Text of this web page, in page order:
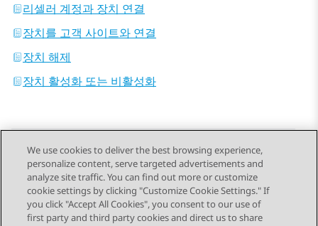
리셀러 계정과 장치 연결
장치를 고객 사이트와 연결
장치 해제
장치 활성화 또는 비활성화
Send Feedback
We use cookies to deliver the best browsing experience,
personalize content, serve targeted advertisements and
analyze site traffic. You can find out more or customize
cookie settings by clicking "Customize Cookie Settings." If
you click "Accept All Cookies", you consent to our use of
first party and third party cookies and direct us to share